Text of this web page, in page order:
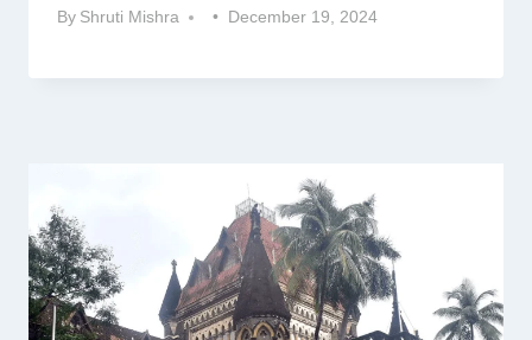
By Shruti Mishra December 19, 2024